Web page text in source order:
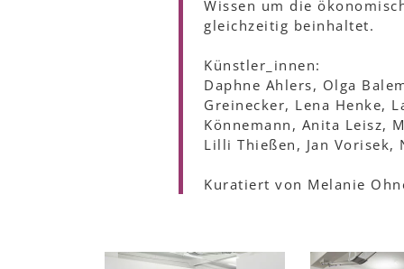
Wissen um die
gleichzeitig beinhaltet.
Künstler_innen:
Daphne Ahlers, Olga
Greinecker, Lena Henke,
Könnemann, Anita Leisz,
Lilli Thießen, Jan Vorisek,
Kuratiert von Melanie